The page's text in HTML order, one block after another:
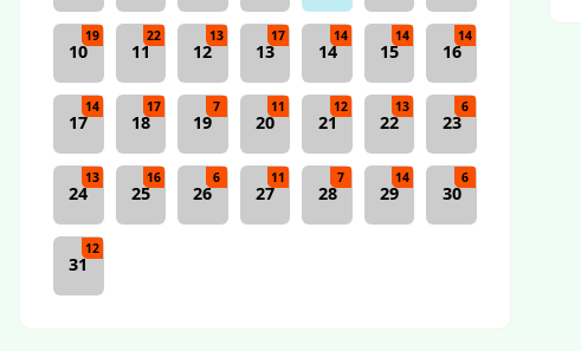
10
19
11
22
12
13
13
17
14
14
15
14
16
14
17
14
18
17
19
7
20
11
21
12
22
13
23
6
24
13
25
16
26
6
27
11
28
7
29
14
30
6
31
12